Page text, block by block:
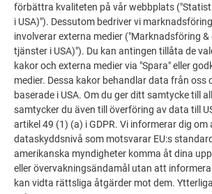
förbättra kvaliteten på vår webbplats
i USA)"). Dessutom bedriver vi
involverar externa medier ("Marknadsföring &
tjänster i USA)"). Du kan antingen tillåta de
kakor och externa medier via "Spara" eller
medier. Dessa kakor behandlar data från oss
baserade i USA. Om du ger ditt samtycke till
samtycker du även till överföring av data till
artikel 49 (1) (a) i GDPR. Vi informerar dig om
dataskyddsnivå som motsvarar EU:s
amerikanska myndigheter komma åt dina
eller övervakningsändamål utan att
kan vidta rättsliga åtgärder mot dem.